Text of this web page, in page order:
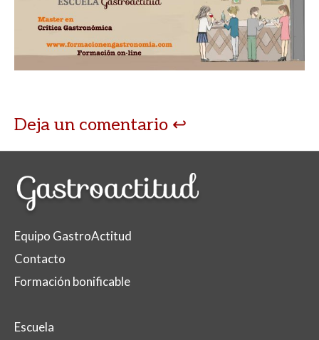
Deja un comentario
Equipo GastroActitud
Contacto
Formación bonificable
Escuela